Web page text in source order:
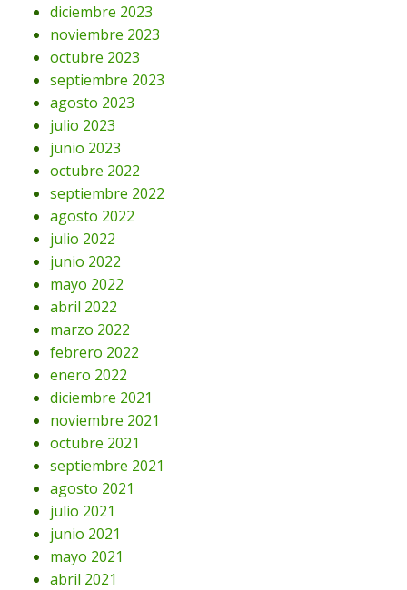
diciembre 2023
noviembre 2023
octubre 2023
septiembre 2023
agosto 2023
julio 2023
junio 2023
octubre 2022
septiembre 2022
agosto 2022
julio 2022
junio 2022
mayo 2022
abril 2022
marzo 2022
febrero 2022
enero 2022
diciembre 2021
noviembre 2021
octubre 2021
septiembre 2021
agosto 2021
julio 2021
junio 2021
mayo 2021
abril 2021